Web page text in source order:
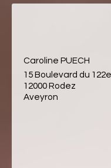
Caroline PUECH
15 Boulevard du
12000 Rodez
Aveyron